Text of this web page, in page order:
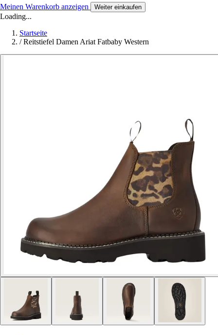
Meinen Warenkorb anzeigen Weiter einkaufen
Loading...
Startseite
/ Reitstiefel Damen Ariat Fatbaby Western